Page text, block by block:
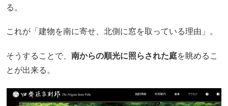
る。
これが「建物を南に寄せ、北側に窓を取っている理由」。
そうすることで、 南からの順光に照らされた庭を眺めるこ
とが出来る。